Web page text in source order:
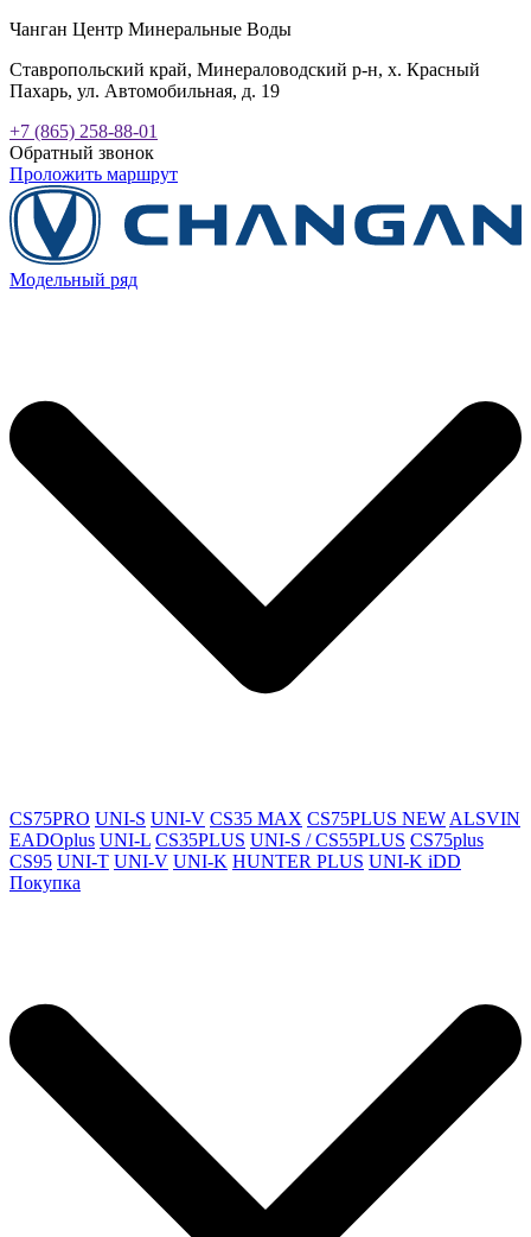
Чанган Центр Минеральные Воды
Ставропольский край, Минераловодский р-н, х. Красный
Пахарь, ул. Автомобильная, д. 19
+7 (865) 258-88-01
Обратный звонок
Проложить маршрут
Модельный ряд
CS75PRO UNI-S UNI-V CS35 MAX CS75PLUS NEW ALSVIN
EADOplus UNI-L CS35PLUS UNI-S / CS55PLUS CS75plus
CS95 UNI-T UNI-V UNI-K HUNTER PLUS UNI-K iDD
Покупка